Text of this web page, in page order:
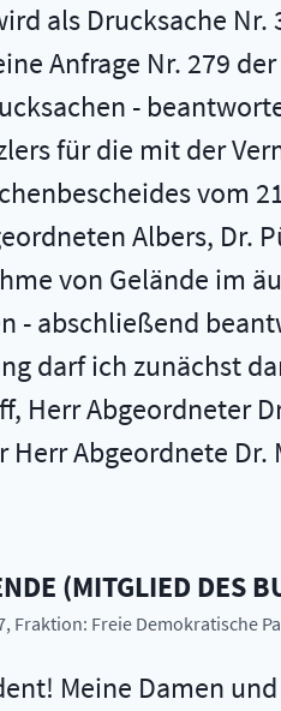
als Drucksache
Anfrage Nr. 279
-
für die mit der
vom
Albers, Dr.
von Gelände im
- abschließend
darf ich zunächst
Herr Abgeordneter
Herr Abgeordnete Dr.
(MITGLIED DES
, Fraktion: Freie Demokratische
Meine Damen